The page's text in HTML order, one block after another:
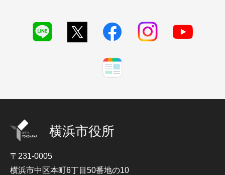
横浜市役所
〒231-0005
横浜市中区本町6丁目50番地の10